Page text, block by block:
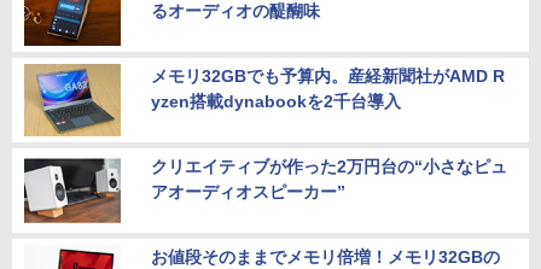
るオーディオの醍醐味
メモリ32GBでも予算内。産経新聞社がAMD R
yzen搭載dynabookを2千台導入
クリエイティブが作った2万円台の“小さなピュ
アオーディオスピーカー”
お値段そのままでメモリ倍増！メモリ32GBの